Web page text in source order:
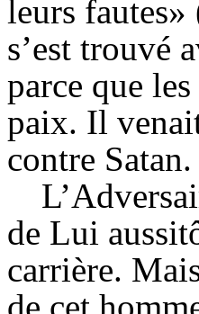
leurs fautes»
s’est trouvé
parce que
paix. Il
contre Satan.
de Lui
carrière.